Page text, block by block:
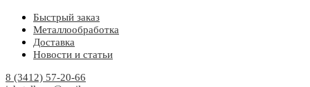
Быстрый заказ
Металлообработка
Доставка
Новости и статьи
8 (3412) 57-20-66